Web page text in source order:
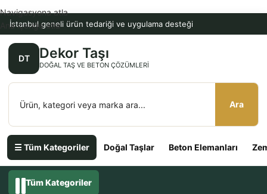
İstanbul geneli ürün tedariği ve uygulama desteği
DT Dekor Taşı
DOĞAL TAŞ VE BETON ÇÖZÜMLERI
Ara
☰ Tüm Kategoriler Doğal Taşlar Beton Elemanları
Navigasyona atla
Ana içeriğe atla
Tüm Kategoriler